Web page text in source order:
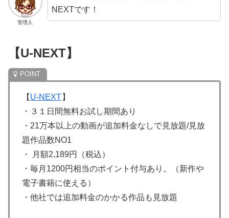
管理人
NEXTです！
【U-NEXT】
【 U-NEXT 】
・３１日間無料お試し期間あり
・21万本以上の動画が追加料金なしで見放題/見放
題作品数NO1
・ 月額2,189円（税込）
・毎月1200円相当のポイント付与あり。（新作や
電子書籍に使える）
・他社では追加料金のかかる作品も見放題